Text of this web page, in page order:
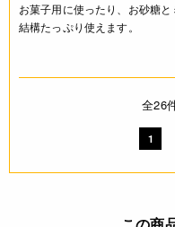
お菓子用に使ったり、お砂糖
結構たっぷり使えます。
全26
1